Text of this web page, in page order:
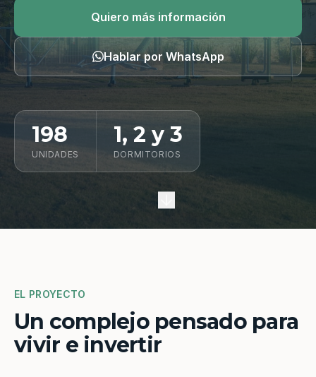
Quiero más información
Hablar por WhatsApp
198
UNIDADES
1, 2 y 3
DORMITORIOS
EL PROYECTO
Un complejo pensado para
vivir e invertir